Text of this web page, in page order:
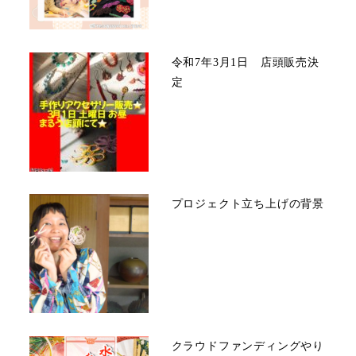
令和7年3月1日 店頭販売決
定
プロジェクト立ち上げの背景
クラウドファンディングやり